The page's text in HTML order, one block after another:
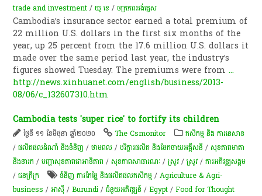
trade and investment /យូ​ ខេ /ចក្រភពអង់គ្លេស​
Cambodia’s insurance sector earned a total premium of
22 million U.S. dollars in the first six months of the
year, up 25 percent from the 17.6 million U.S. dollars it
made over the same period last year, the industry’s
figures showed Tuesday. The premiums were from...
http://news.xinhuanet.com/english/business/2013-
08/06/c_132607310.htm
Cambodia tests 'super rice' to fortify its children
ថ្ងៃទី ១១ ខែមិថុនា ឆ្នាំ២០២០ The Csmonitor
កសិកម្ម​ និង​ ការ​នេ​សាទ​
/ផលិតផលដំណាំ និងទំនិញ /ថាមពល /បរិក្ខារផលិត និងចែកចាយអគ្គីសនី /សុខភាពមាតា
និងទារក /បញ្ហាសុខភាពជាអាទិភាព /សុខ​ភាព​សា​ធា​រណៈ /​ស្រូវ​ /​ស្រូវ​ /ការ​អភិវឌ្ឍ​សង្គម
/ជនក្រីក្រ ទំនិញ ការកែច្នៃ និងផលិតផលកសិកម្ម /Agriculture & Agri-
business /អាស៊ី /Burundi /ជំនួយអភិវឌ្ឍន៍ /Egypt /Food for Thought